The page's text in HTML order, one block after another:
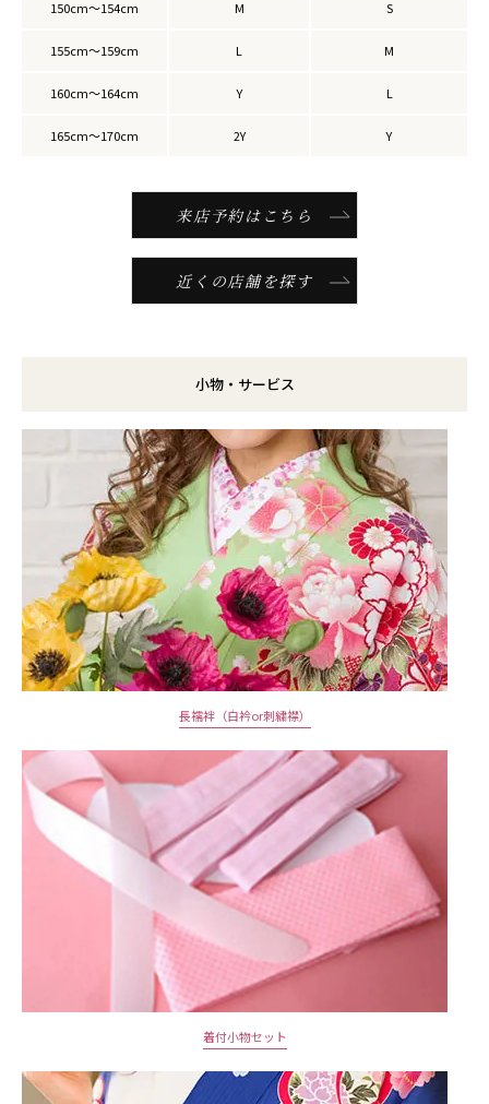
150cm～154cm M S
155cm～159cm L M
160cm～164cm Y L
165cm～170cm 2Y Y
来店予約はこちら
近くの店舗を探す
小物・サービス
長襦袢（白衿or刺繍襟）
着付小物セット